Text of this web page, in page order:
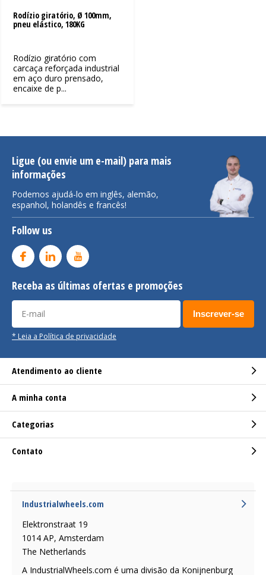
Rodízio giratório, Ø 100mm,
pneu elástico, 180KG
Rodízio giratório com
carcaça reforçada industrial
em aço duro prensado,
encaixe de p...
Ligue (ou envie um e-mail) para mais
informações
Podemos ajudá-lo em inglês, alemão,
espanhol, holandês e francês!
Follow us
Receba as últimas ofertas e promoções
Inscrever-se
* Leia a Política de privacidade
Atendimento ao cliente
A minha conta
Categorias
Contato
Industrialwheels.com
Elektronstraat 19
1014 AP, Amsterdam
The Netherlands
A IndustrialWheels.com é uma divisão da Konijnenburg